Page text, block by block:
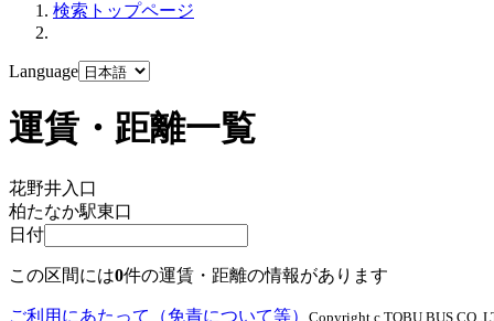
検索トップページ
Language
運賃・距離一覧
花野井入口
柏たなか駅東口
日付
この区間には0件の運賃・距離の情報があります
ご利用にあたって（免責について等） Copyright c TOBU BUS